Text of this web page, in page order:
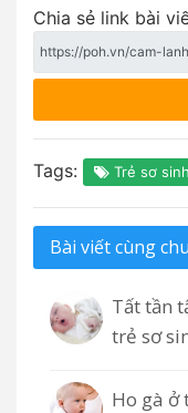
Chia sẻ link bài
Tags: Trẻ sơ
Bài viết cùng
Tất tần
trẻ sơ
Ho gà ở